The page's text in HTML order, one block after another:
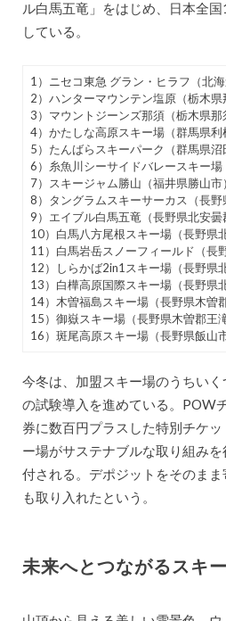
ル白馬五竜」をはじめ、日本全
している。
1）ニセコ東急 グラン・ヒラフ（北海
2）ハンターマウンテン塩原（栃木県
3）マウントジーンズ那須（栃木県那
4）かたしな高原スキー場（群馬県利
5）たんばらスキーパーク（群馬県沼
6）糸魚川シーサイドバレースキー場
7）スキージャム勝山（福井県勝山市）
8）タングラムスキーサーカス（長野
9）エイブル白馬五竜（長野県北安曇
10）白馬八方尾根スキー場（長野県
11）白馬岩岳スノーフィールド（長
12）しらかば2in1スキー場（長野県
13）白樺高原国際スキー場（長野県
14）木曽福島スキー場（長野県木曽
15）御嶽スキー場（長野県木曽郡王滝
16）斑尾高原スキー場（長野県飯山市
今冬は、加盟スキー場のうちいく
の試験導入を進めている。POW
券に数百円プラスした特別チケ
ー場がサステナブルな取り組み
付される。デポジットをそのま
も取り入れたという。
未来へとつながるスキ